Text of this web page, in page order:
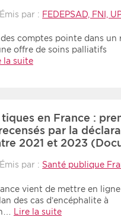
Émis par : FEDEPSAD, FNI,
comptes pointe dans un
offre de soins palliatifs
la suite
en France :
par la
2021 et 2023
Émis par : Santé publique
vient de mettre en
des cas d’encéphalite à
Lire la suite